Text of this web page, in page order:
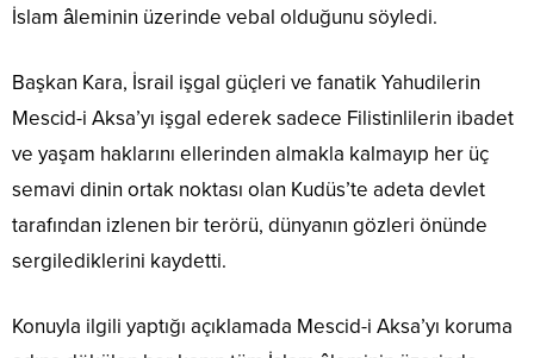
İslam âleminin üzerinde vebal olduğunu söyledi.
Başkan Kara, İsrail işgal güçleri ve fanatik Yahudilerin
Mescid-i Aksa’yı işgal ederek sadece Filistinlilerin ibadet
ve yaşam haklarını ellerinden almakla kalmayıp her üç
semavi dinin ortak noktası olan Kudüs’te adeta devlet
tarafından izlenen bir terörü, dünyanın gözleri önünde
sergilediklerini kaydetti.
Konuyla ilgili yaptığı açıklamada Mescid-i Aksa’yı koruma